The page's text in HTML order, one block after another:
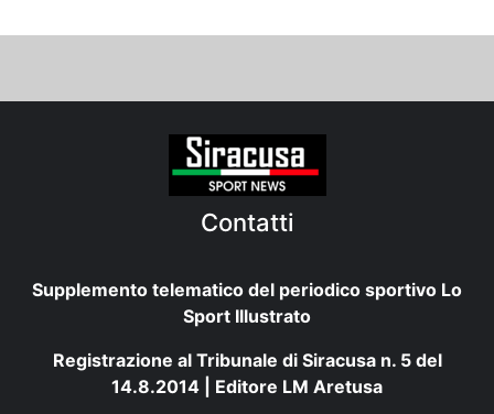
Contatti
Supplemento telematico del periodico sportivo Lo
Sport Illustrato
Registrazione al Tribunale di Siracusa n. 5 del
14.8.2014 | Editore LM Aretusa